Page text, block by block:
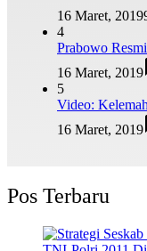
16 Maret, 2019
4
Prabowo
16 Maret, 2019
5
Video:
16 Maret, 2019
Pos Terbaru